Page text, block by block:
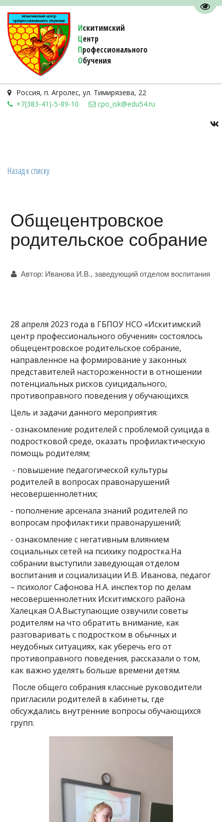
Искитимский
Центр
Профессионального
Обучения
Россия, п. Агролес, ул. Тимирязева, 22
+7(383-41)-5-89-10
cpo_isk@edu54.ru
Назад к списку
Общецентровское
родительское собрание
Автор: Иванова И.В., заведующий отделом воспитания
28 апреля 2023 года в ГБПОУ НСО «Искитимский
центр профессионального обучения» состоялось
общецентровское родительское собрание,
направленное на формирование у законных
представителей настороженности в отношении
потенциальных рисков суицидального,
противоправного поведения у обучающихся.
Цель и задачи данного мероприятия:
- ознакомление родителей с проблемой суицида в
подростковой среде, оказать профилактическую
помощь родителям;
- повышение педагогической культуры
родителей в вопросах правонарушений
несовершеннолетних;
- пополнение арсенала знаний родителей по
вопросам профилактики правонарушений;
- ознакомление с негативным влиянием
социальных сетей на психику подростка.На
собрании выступили заведующая отделом
воспитания и социализации И.В. Иванова, педагог
– психолог Сафонова Н.А. инспектор по делам
несовершеннолетних Искитимского района
Халецкая О.А.Выступающие озвучили советы
родителям на что обратить внимание, как
разговаривать с подростком в обычных и
неудобных ситуациях, как уберечь его от
противоправного поведения, рассказали о том,
как важно уделять больше времени детям.
После общего собрания классные руководители
пригласили родителей в кабинеты, где
обсуждались внутренние вопросы обучающихся
групп.